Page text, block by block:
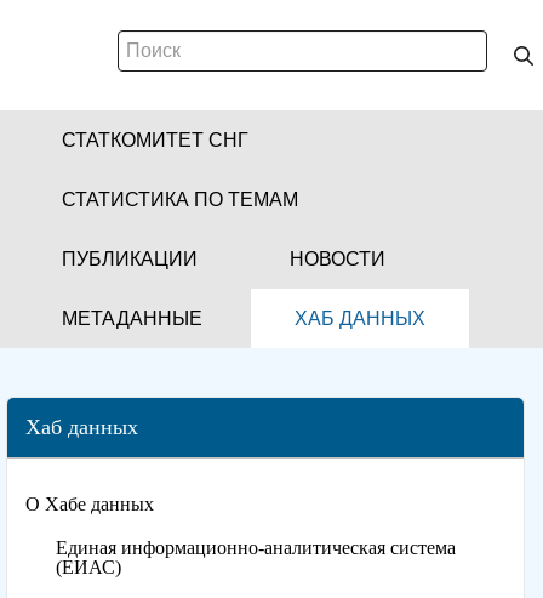
СТАТКОМИТЕТ СНГ
СТАТИСТИКА ПО ТЕМАМ
ПУБЛИКАЦИИ НОВОСТИ
МЕТАДАННЫЕ ХАБ ДАННЫХ
Хаб данных
О Хабе данных
Единая информационно-аналитическая система
(ЕИАС)